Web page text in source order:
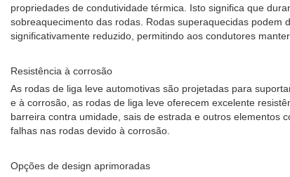
propriedades de condutividade térmica. Isto significa que
sobreaquecimento das rodas. Rodas superaquecidas
significativamente reduzido, permitindo aos condutores
Resistência à corrosão
As rodas de liga leve automotivas são projetadas para
e à corrosão, as rodas de liga leve oferecem excelente
barreira contra umidade, sais de estrada e outros elementos
falhas nas rodas devido à corrosão.
Opções de design aprimoradas